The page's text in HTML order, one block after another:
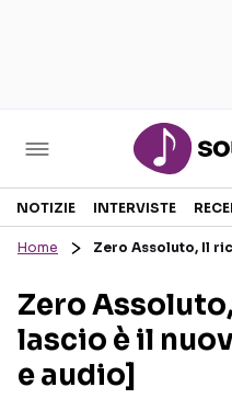
Sezioni
RECENSIONI MUSICALI
INTERVISTE
GOSSIP E CURIOSITÀ
NOTIZIE INTERVISTE
Home Zero Assoluto, Il
Zero
lascio è il
e audio]